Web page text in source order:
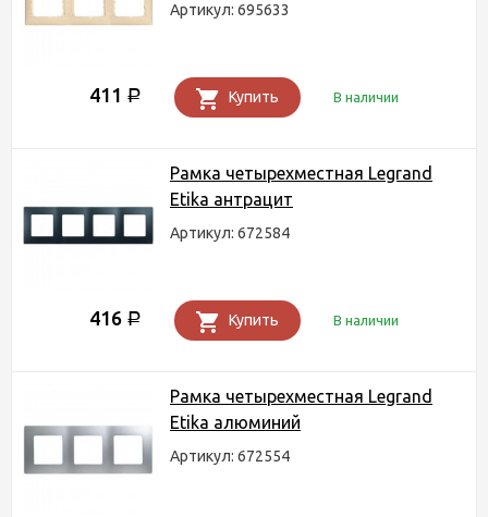
Артикул: 695633
411 Р Купить В наличии
Рамка четырехместная Legrand
Etika антрацит
Артикул: 672584
416 Р Купить В наличии
Рамка четырехместная Legrand
Etika алюминий
Артикул: 672554